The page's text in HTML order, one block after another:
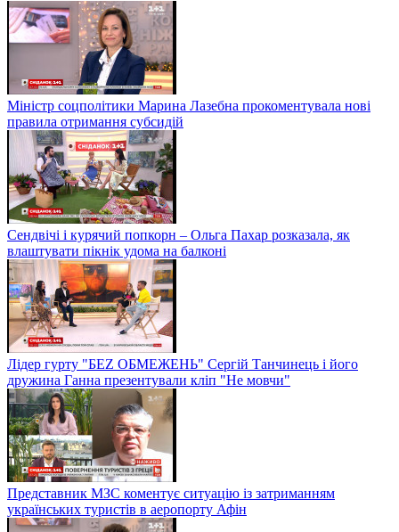
Тренд на медичні серіали: як лікарі допомагають їх
створювати
Як Париж переживає пандемію: французький сніданок разом
із Іреною Карпою
Міністр соцполітики Марина Лазебна прокоментувала нові
правила отримання субсидій
Сендвічі і курячий попкорн – Ольга Пахар розказала, як
влаштувати пікнік удома на балконі
Лідер гурту "БЕZ ОБМЕЖЕНЬ" Сергій Танчинець і його